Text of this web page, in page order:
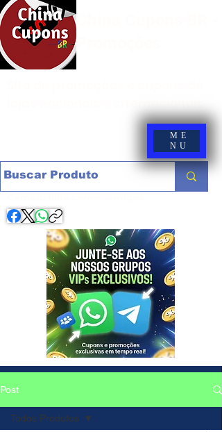
ME
NU
Post
Todos Produtos